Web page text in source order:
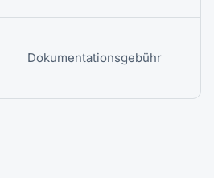
Dokumentationsgebühr